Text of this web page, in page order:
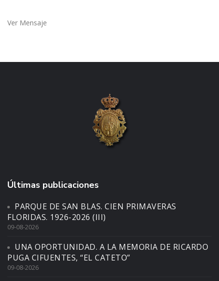
Ver Mensaje
Últimas publicaciones
PARQUE DE SAN BLAS. CIEN PRIMAVERAS
FLORIDAS. 1926-2026 (III)
09-08-2026
UNA OPORTUNIDAD. A LA MEMORIA DE RICARDO
PUGA CIFUENTES, “EL CATETO”
09-08-2026